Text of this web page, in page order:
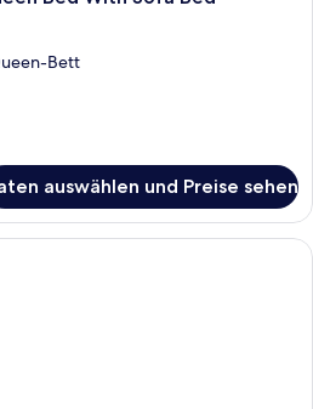
Bett
auswählen und Preise sehen
Allergikerbettwaren, Zimmersafe,